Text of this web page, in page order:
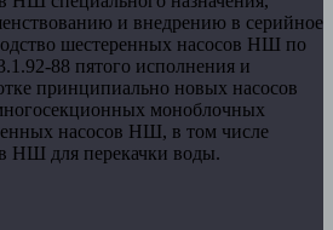
и внедрению в серийное
шестеренных насосов НШ по
88 пятого исполнения и
принципиально новых насосов
моноблочных
насосов НШ, в том числе
НШ для перекачки воды.